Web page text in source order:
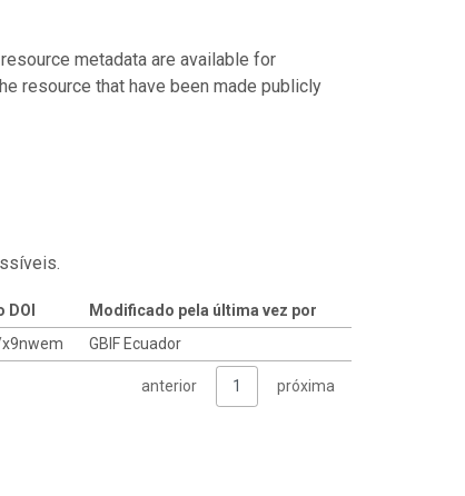
metadata are available for
resource that have been made publicly
DOI
Modificado pela última vez por
GBIF Ecuador
anterior 1 próxima